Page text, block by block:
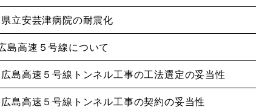
立安芸津病院の耐震化
島高速５号線について
島高速５号線トンネル工事の工法選定の妥当性
島高速５号線トンネル工事の契約の妥当性